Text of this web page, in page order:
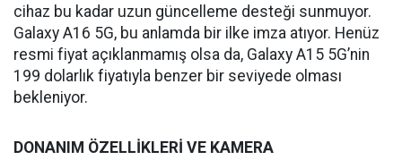
cihaz bu kadar uzun güncelleme desteği sunmuyor.
Galaxy A16 5G, bu anlamda bir ilke imza atıyor. Henüz
resmi fiyat açıklanmamış olsa da, Galaxy A15 5G’nin
199 dolarlık fiyatıyla benzer bir seviyede olması
bekleniyor.
DONANIM ÖZELLİKLERİ VE KAMERA